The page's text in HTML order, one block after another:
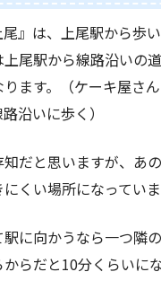
尾』は、上尾駅から歩
尾駅から線路沿いの
ます。（ケーキ屋さ
沿いに歩く）
だと思いますが、あ
くい場所になっていま
に向かうなら一つ隣
らだと10分くらいに